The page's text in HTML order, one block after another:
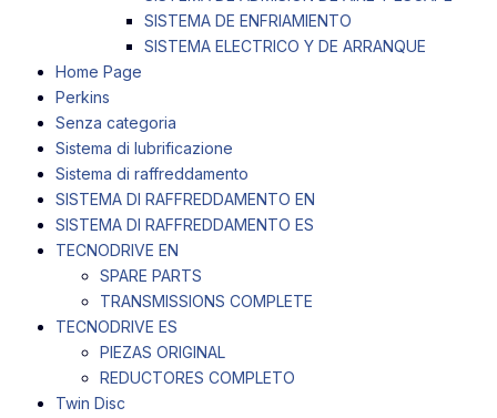
SISTEMA DE ENFRIAMIENTO
SISTEMA ELECTRICO Y DE ARRANQUE
Home Page
Perkins
Senza categoria
Sistema di lubrificazione
Sistema di raffreddamento
SISTEMA DI RAFFREDDAMENTO EN
SISTEMA DI RAFFREDDAMENTO ES
TECNODRIVE EN
SPARE PARTS
TRANSMISSIONS COMPLETE
TECNODRIVE ES
PIEZAS ORIGINAL
REDUCTORES COMPLETO
Twin Disc